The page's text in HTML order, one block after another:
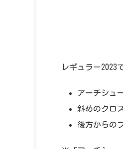
レギュラー2023
アーチシュ
斜めのクロ
後方からの